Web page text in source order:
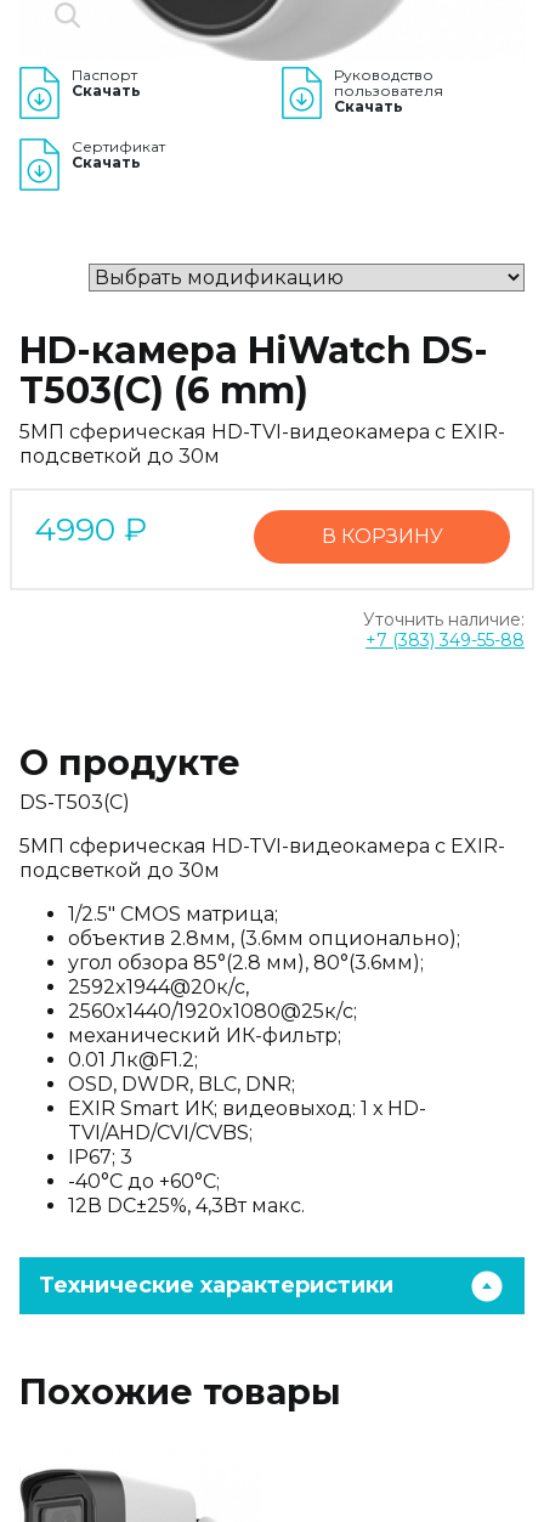
Паспорт
Скачать
Руководство
пользователя
Скачать
Сертификат
Скачать
HD-камера HiWatch DS-
T503(C) (6 mm)
5МП сферическая HD-TVI-видеокамера с EXIR-
подсветкой до 30м
4990 ₽ В КОРЗИНУ
Уточнить наличие:
+7 (383) 349-55-88
О продукте
DS-T503(С)
5МП сферическая HD-TVI-видеокамера с EXIR-
подсветкой до 30м
1/2.5" CMOS матрица;
объектив 2.8мм, (3.6мм опционально);
угол обзора 85°(2.8 мм), 80°(3.6мм);
2592x1944@20к/с,
2560x1440/1920x1080@25к/с;
механический ИК-фильтр;
0.01 Лк@F1.2;
OSD, DWDR, BLC, DNR;
EXIR Smart ИК; видеовыход: 1 х HD-
TVI/AHD/CVI/CVBS;
IP67; 3
-40°С до +60°С;
12В DC±25%, 4,3Вт макс.
Технические характеристики
Похожие товары